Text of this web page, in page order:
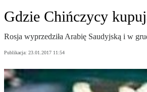
Gdzie Chińczycy
Rosja wyprzedziła Arabię Saudyjską i w
Publikacja: 23.01.2017 11:54